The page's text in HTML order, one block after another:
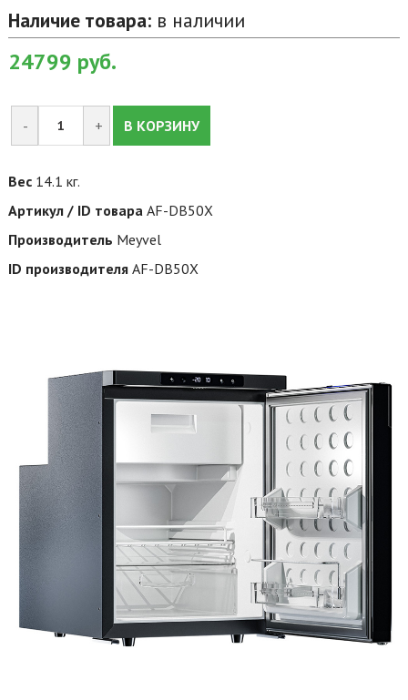
Наличие товара:в наличии
24799 руб.
- + В КОРЗИНУ
Вес 14.1 кг.
Артикул / ID товара AF-DB50X
Производитель Meyvel
ID производителя AF-DB50X